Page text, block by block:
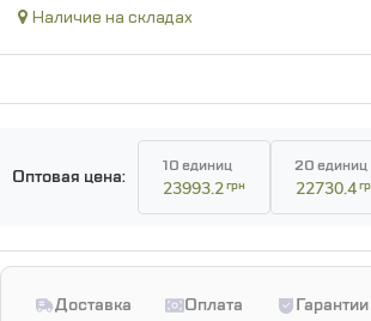
Наличие на складах
Оптовая цена: 10 единиц
23993.2грн
20 единиц
22730.4
Доставка Оплата Гарантии